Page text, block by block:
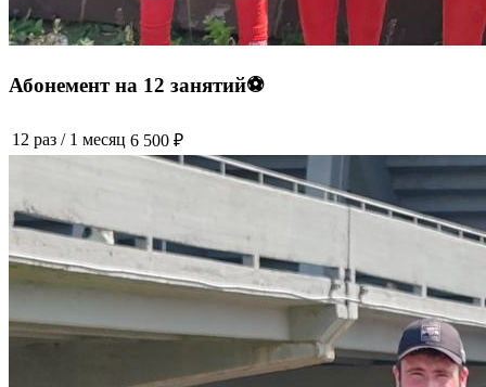
Абонемент на 12 занятий⚽️
12 раз / 1 месяц 6 500 ₽